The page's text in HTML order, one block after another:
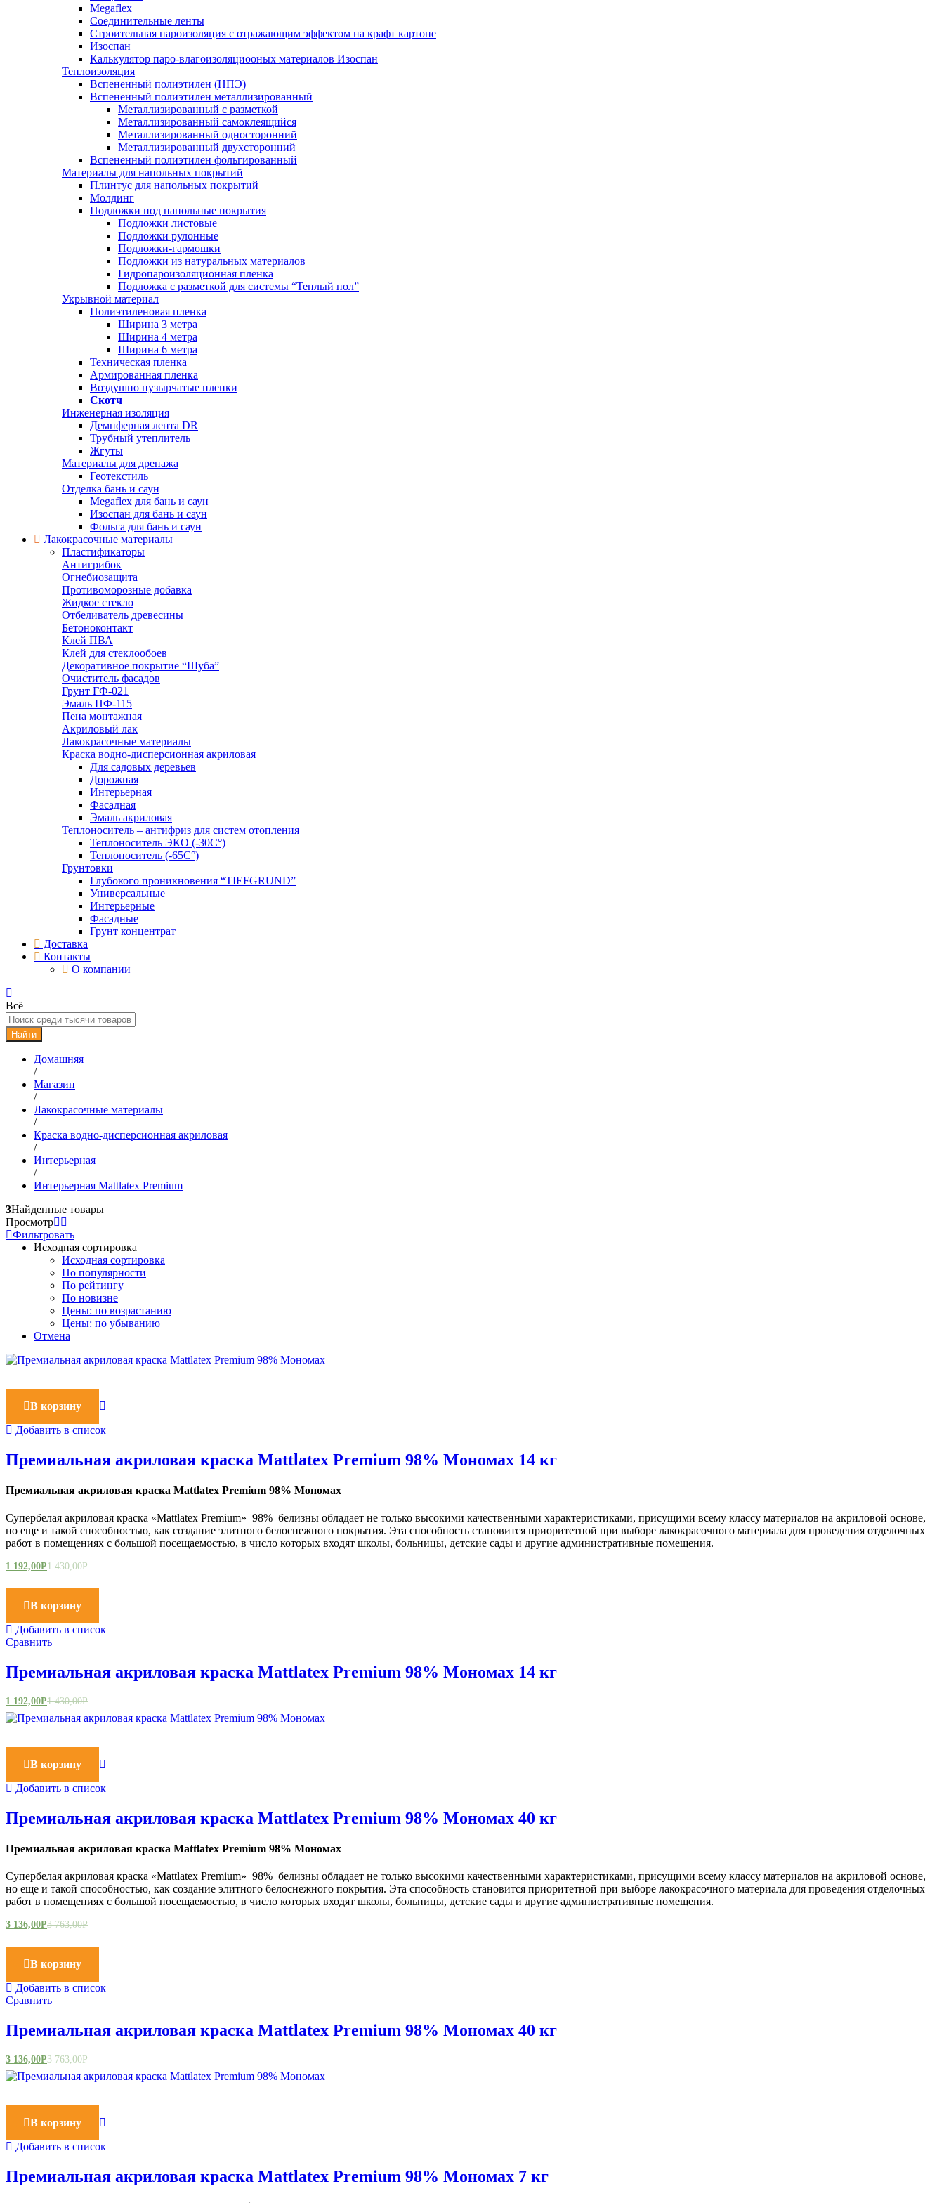
Megaflex
Соединительные ленты
Строительная пароизоляция с отражающим эффектом на крафт картоне
Изоспан
Калькулятор паро-влагоизоляциооных материалов Изоспан
Теплоизоляция
Вспененный полиэтилен (НПЭ)
Вспененный полиэтилен металлизированный
Металлизированный с разметкой
Металлизированный самоклеящийся
Металлизированный односторонний
Металлизированный двухсторонний
Вспененный полиэтилен фольгированный
Материалы для напольных покрытий
Плинтус для напольных покрытий
Молдинг
Подложки под напольные покрытия
Подложки листовые
Подложки рулонные
Подложки-гармошки
Подложки из натуральных материалов
Гидропароизоляционная пленка
Подложка с разметкой для системы “Теплый пол”
Укрывной материал
Полиэтиленовая пленка
Ширина 3 метра
Ширина 4 метра
Ширина 6 метра
Техническая пленка
Армированная пленка
Воздушно пузырчатые пленки
Скотч
Инженерная изоляция
Демпферная лента DR
Трубный утеплитель
Жгуты
Материалы для дренажа
Геотекстиль
Отделка бань и саун
Megaflex для бань и саун
Изоспан для бань и саун
Фольга для бань и саун
Лакокрасочные материалы
Пластификаторы
Антигрибок
Огнебиозащита
Противоморозные добавка
Жидкое стекло
Отбеливатель древесины
Бетоноконтакт
Клей ПВА
Клей для стеклообоев
Декоративное покрытие “Шуба”
Очиститель фасадов
Грунт ГФ-021
Эмаль ПФ-115
Пена монтажная
Акриловый лак
Лакокрасочные материалы
Краска водно-дисперсионная акриловая
Для садовых деревьев
Дорожная
Интерьерная
Фасадная
Эмаль акриловая
Теплоноситель – антифриз для систем отопления
Теплоноситель ЭКО (-30С°)
Теплоноситель (-65С°)
Грунтовки
Глубокого проникновения “TIEFGRUND”
Универсальные
Интерьерные
Фасадные
Грунт концентрат
Доставка
Контакты
О компании
Всё
Найти
Домашняя
/
Магазин
/
Лакокрасочные материалы
/
Краска водно-дисперсионная акриловая
/
Интерьерная
/
Интерьерная Mattlatex Premium
3Найденные товары
Просмотр
Фильтровать
Исходная сортировка
Исходная сортировка
По популярности
По рейтингу
По новизне
Цены: по возрастанию
Цены: по убыванию
Отмена
В корзину
Добавить в список
Премиальная акриловая краска Мattlatex Premium 98% Мономах 14 кг
Премиальная акриловая краска Мattlatex Premium 98% Мономах
Супербелая акриловая краска «Мattlatex Premium» 98% белизны обладает не только высокими качественными характеристиками, присущими всему классу материалов на акриловой основе,
но еще и такой способностью, как создание элитного белоснежного покрытия. Эта способность становится приоритетной при выборе лакокрасочного материала для проведения отделочных
работ в помещениях с большой посещаемостью, в число которых входят школы, больницы, детские сады и другие административные помещения.
1 192,00Р1 430,00Р
В корзину
Добавить в список
Сравнить
Премиальная акриловая краска Мattlatex Premium 98% Мономах 14 кг
1 192,00Р1 430,00Р
В корзину
Добавить в список
Премиальная акриловая краска Мattlatex Premium 98% Мономах 40 кг
Премиальная акриловая краска Мattlatex Premium 98% Мономах
Супербелая акриловая краска «Мattlatex Premium» 98% белизны обладает не только высокими качественными характеристиками, присущими всему классу материалов на акриловой основе,
но еще и такой способностью, как создание элитного белоснежного покрытия. Эта способность становится приоритетной при выборе лакокрасочного материала для проведения отделочных
работ в помещениях с большой посещаемостью, в число которых входят школы, больницы, детские сады и другие административные помещения.
3 136,00Р3 763,00Р
В корзину
Добавить в список
Сравнить
Премиальная акриловая краска Мattlatex Premium 98% Мономах 40 кг
3 136,00Р3 763,00Р
В корзину
Добавить в список
Премиальная акриловая краска Мattlatex Premium 98% Мономах 7 кг